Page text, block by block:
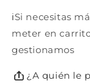
ℹ️Si necesitas
meter en
gestionamos
¿A quién le